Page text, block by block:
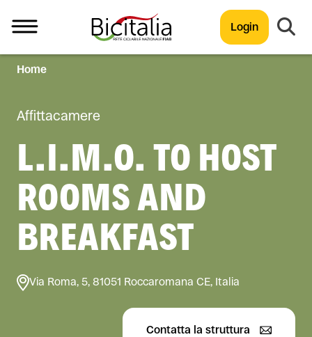
Login
TUTTO
Home
Affittacamere
L.I.M.O. TO HOST
ROOMS AND
BREAKFAST
Via Roma, 5, 81051 Roccaromana CE, Italia
Contatta la struttura